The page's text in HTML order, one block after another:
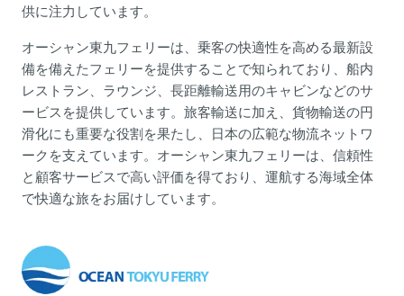
供に注力しています。
オーシャン東九フェリーは、乗客の快適性を高める最新設
備を備えたフェリーを提供することで知られており、船内
レストラン、ラウンジ、長距離輸送用のキャビンなどのサ
ービスを提供しています。旅客輸送に加え、貨物輸送の円
滑化にも重要な役割を果たし、日本の広範な物流ネットワ
ークを支えています。オーシャン東九フェリーは、信頼性
と顧客サービスで高い評価を得ており、運航する海域全体
で快適な旅をお届けしています。